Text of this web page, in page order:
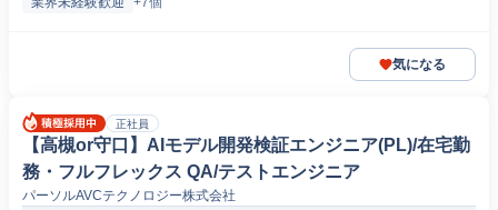
気になる
正社員
【高槻or守口】AIモデル開発検証エンジニア(PL)/在宅勤
務・フルフレックス QA/テストエンジニア
パーソルAVCテクノロジー株式会社